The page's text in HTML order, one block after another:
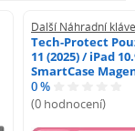
Další Náhradní
Tech-Protect
11 (2025) / iPad
SmartCase
0 %
(0 hodnocení)